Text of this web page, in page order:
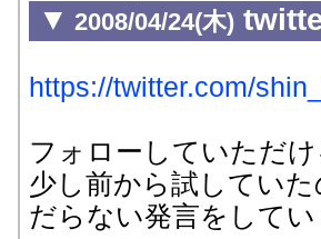
▼ 2008/04/24(木)
https://twitter.com/
フォローしていただ
少し前から試してい
だらない発言をして